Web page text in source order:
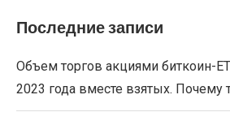
Последние записи
Объем торгов акциями биткоин-
2023 года вместе взятых. Почему